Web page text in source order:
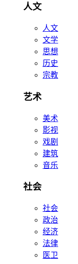
人文
人文
文学
思想
历史
宗教
艺术
美术
影视
戏剧
建筑
音乐
社会
社会
政治
经济
法律
医卫